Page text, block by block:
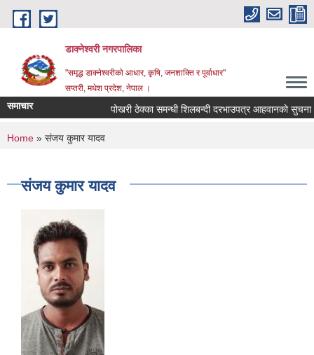
Skip to main content
डाक्नेश्वरी नगरपालिका
"समृद्ध डाक्नेश्वरीको आधार, कृषि, जनशाक्ति र पूर्वाधार"
सप्तरी, मधेश प्रदेश, नेपाल ।
समाचार पोखरी ठेक्का समन्धी शिलबन्दी दरभाउपत्र आहवानकाे सुचना
You are here
Home » संजय कुमार यादव
संजय कुमार यादव